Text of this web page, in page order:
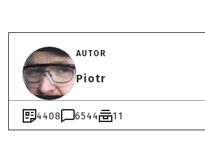
AUTOR
Piotr
4408 6544 11